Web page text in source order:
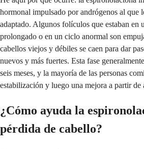
hormonal impulsado por andrógenos al que
adaptado. Algunos folículos que estaban en
prolongado o en un ciclo anormal son
cabellos viejos y débiles se caen para dar
nuevos y más fuertes. Esta fase
seis meses, y la mayoría de las personas
estabilización y luego una mejora a partir de
¿Cómo ayuda la
pérdida de cabello?